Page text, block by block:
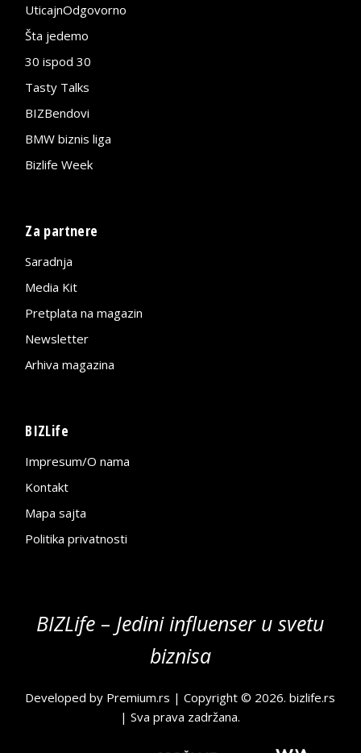
UticajnOdgovorno
Šta jedemo
30 ispod 30
Tasty Talks
BIZBendovi
BMW biznis liga
Bizlife Week
Za partnere
Saradnja
Media Kit
Pretplata na magazin
Newsletter
Arhiva magazina
BIZLife
Impresum/O nama
Kontakt
Mapa sajta
Politika privatnosti
BIZLife – Jedini influenser u svetu
biznisa
Developed by Premium.rs | Copyright © 2026.bizlife.rs
| Sva prava zadržana.